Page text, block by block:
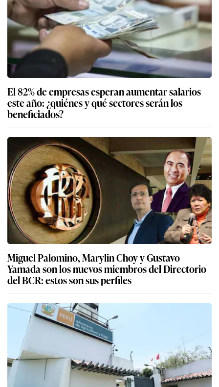
El 82% de empresas esperan aumentar salarios
este año: ¿quiénes y qué sectores serán los
beneficiados?
Miguel Palomino, Marylin Choy y Gustavo
Yamada son los nuevos miembros del Directorio
del BCR: estos son sus perfiles